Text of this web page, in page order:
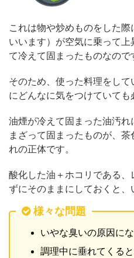
これは物や炒めものをした
いいます）が空気に乗って
て冷えて固まったものなので
そのため、使った料理をし
にどんなに気をつけていても
油煙が冷えて固まった油汚
まざって固まったものが、
れの正体です。
酸化した油＋ホコリである
ずにそのままにしておくと、
様々な問題
いやな臭いの原因に
調理中に垂れてくる